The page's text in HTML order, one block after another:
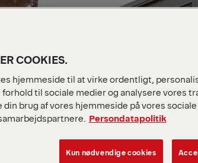
COOKIES.
hjemmeside til at virke ordentligt,
til sociale medier og analysere vores
brug af vores hjemmeside på vores
Persondatapolitik
Kun nødvendige cookies